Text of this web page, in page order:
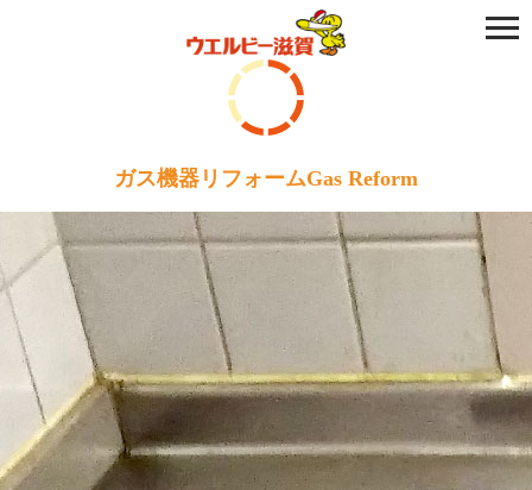
ガス機器リフォームGas Reform